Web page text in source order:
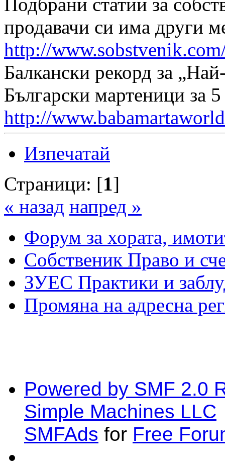
Подбрани статии за
продавачи си има други
http://
Балкански рекорд за
Български мартеници за
http://
Изпечатай
Страници: [1]
« назад напред »
Форум за хората,
Собственик Право и
ЗУЕС Практики и
Промяна на адресна
Powered by SMF 2.0
Simple Machines LLC
SMFAds for Free